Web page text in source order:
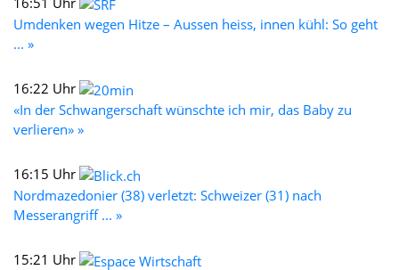
Umdenken wegen Hitze – Aussen heiss, innen kühl: So geht
... »
16:22 Uhr
«In der Schwangerschaft wünschte ich mir, das Baby zu
verlieren» »
16:15 Uhr
Nordmazedonier (38) verletzt: Schweizer (31) nach
Messerangriff ... »
15:21 Uhr